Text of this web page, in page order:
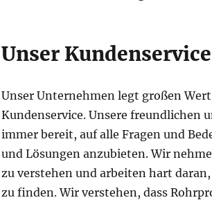
Unser Kundenservice
Unser Unternehmen legt großen
Kundenservice. Unsere freundlichen
immer bereit, auf alle Fragen und
und Lösungen anzubieten. Wir
zu verstehen und arbeiten hart
zu finden. Wir verstehen, dass